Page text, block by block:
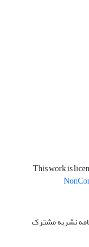
This work is
نشریه مشترک